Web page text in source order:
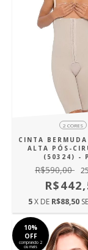
2 CORES
CINTA
ALTA PÓS-
(50324) -
R$590,00 25
5X DE R$88,50
10%
OFF
comprando 2
ou mais